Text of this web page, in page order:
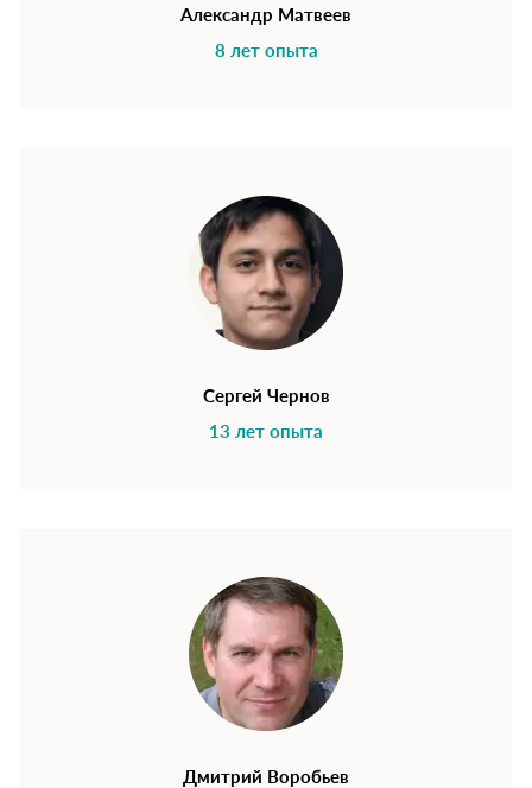
Александр Матвеев
8 лет опыта
Сергей Чернов
13 лет опыта
Дмитрий Воробьев